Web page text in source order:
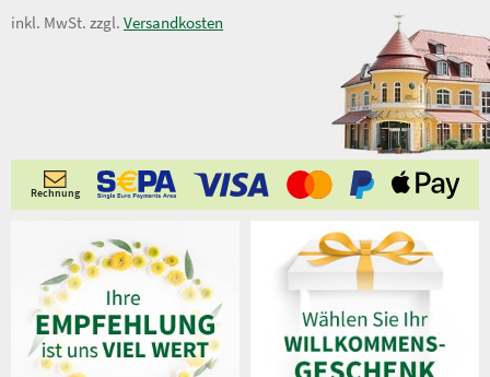
inkl. MwSt. zzgl. Versandkosten
Rechnung